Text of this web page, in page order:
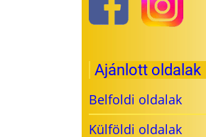
Ajánlott oldalak
Belfoldi oldalak
Külföldi oldalak